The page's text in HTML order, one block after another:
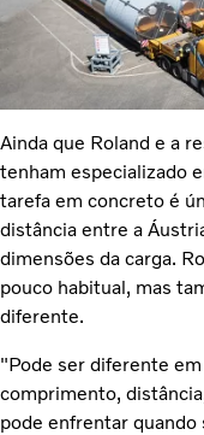
Ainda que Roland e a
tenham especializado
tarefa em concreto é
distância entre a
dimensões da carga.
pouco habitual, mas
diferente.
"Pode ser diferente
comprimento,
pode enfrentar quando